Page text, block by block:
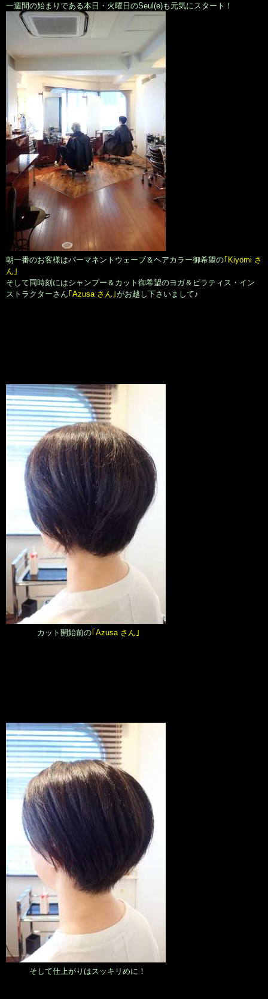
一週間の始まりである本日・火曜日のSeul(e)も元気にスタート！
朝一番のお客様はパーマネントウェーブ＆ヘアカラー御希望の｢Kiyomi さ
ん｣
そして同時刻にはシャンプー＆カット御希望のヨガ＆ピラティス・イン
ストラクターさん｢Azusa さん｣がお越し下さいまして♪
カット開始前の｢Azusa さん｣
そして仕上がりはスッキリめに！